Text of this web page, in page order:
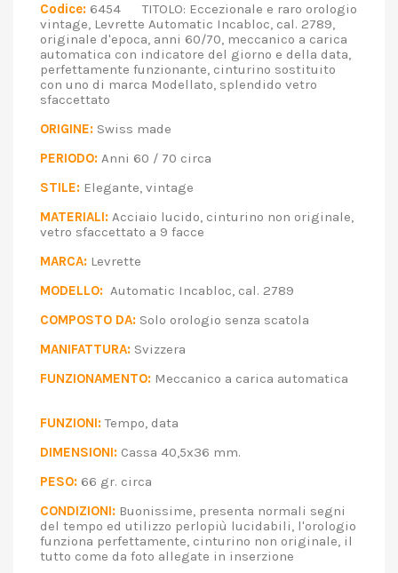
Codice: 6454 TITOLO: Eccezionale e raro orologio
vintage, Levrette Automatic Incabloc, cal. 2789,
originale d'epoca, anni 60/70, meccanico a carica
automatica con indicatore del giorno e della data,
perfettamente funzionante, cinturino sostituito
con uno di marca Modellato, splendido vetro
sfaccettato
ORIGINE: Swiss made
PERIODO: Anni 60 / 70 circa
STILE: Elegante, vintage
MATERIALI: Acciaio lucido, cinturino non originale,
vetro sfaccettato a 9 facce
MARCA: Levrette
MODELLO: Automatic Incabloc, cal. 2789
COMPOSTO DA: Solo orologio senza scatola
MANIFATTURA: Svizzera
FUNZIONAMENTO: Meccanico a carica automatica
FUNZIONI:Tempo, data
DIMENSIONI: Cassa 40,5x36 mm.
PESO: 66 gr. circa
CONDIZIONI: Buonissime, presenta normali segni
del tempo ed utilizzo perlopiù lucidabili, l'orologio
funziona perfettamente, cinturino non originale, il
tutto come da foto allegate in inserzione